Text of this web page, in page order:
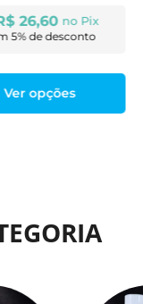
26,60 no Pix
Ver opções